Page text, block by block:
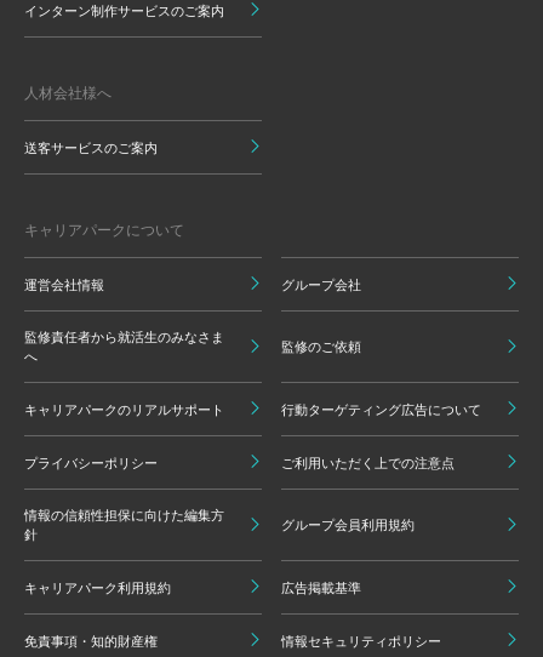
インターン制作サービスのご案内
人材会社様へ
送客サービスのご案内
キャリアパークについて
運営会社情報 グループ会社
監修責任者から就活生のみなさま
へ
監修のご依頼
キャリアパークのリアルサポート 行動ターゲティング広告について
プライバシーポリシー ご利用いただく上での注意点
情報の信頼性担保に向けた編集方
針
グループ会員利用規約
キャリアパーク利用規約 広告掲載基準
免責事項・知的財産権 情報セキュリティポリシー